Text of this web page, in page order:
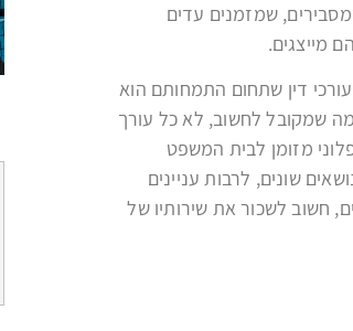
שמזמנים עדים
מייצגים.
דין שתחום התמחותם הוא
שמקובל לחשוב, לא כל עורך
מזומן לבית המשפט
שונים, לרבות עניינים
חשוב לשכור את שירותיו של
כתב תביעה הוגש באמצעות
עוה"ד טל קדש לבית משפט